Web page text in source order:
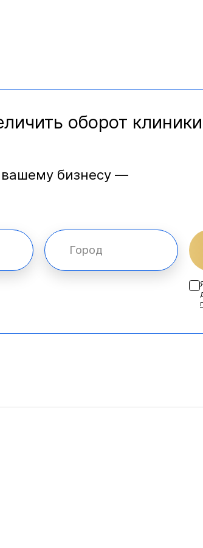
оборот
вашему бизнесу —